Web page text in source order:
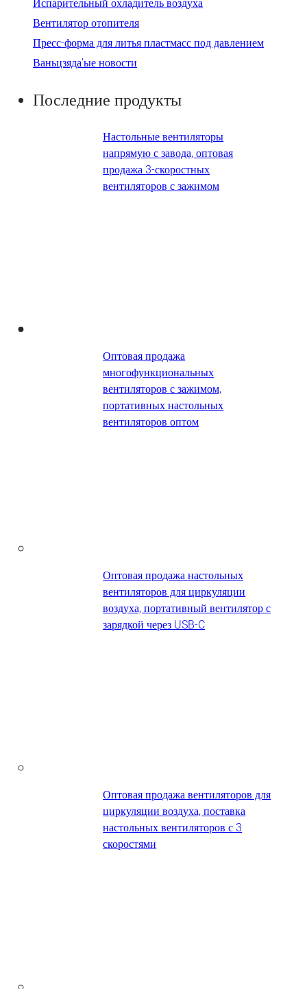
Вентилятор отопителя
Пресс-форма для литья пластмасс под давлением
Ваньцзяда'ые новости
Последние продукты
Настольные вентиляторы
напрямую с завода, оптовая
продажа 3-скоростных
вентиляторов с зажимом
Оптовая продажа
многофункциональных
вентиляторов с зажимом,
портативных настольных
вентиляторов оптом
Оптовая продажа настольных
вентиляторов для циркуляции
воздуха, портативный вентилятор с
зарядкой через USB-C
Оптовая продажа вентиляторов для
циркуляции воздуха, поставка
настольных вентиляторов с 3
скоростями